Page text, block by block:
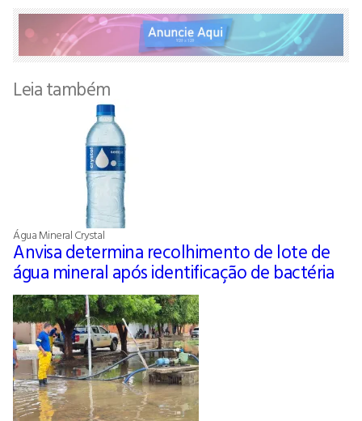
Leia também
Água Mineral Crystal
Anvisa determina recolhimento de lote de
água mineral após identificação de bactéria